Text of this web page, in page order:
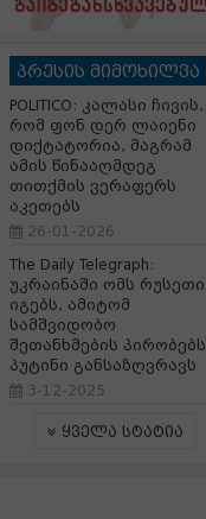
პრესის მიმოხილვა
POLITICO: კალასი ჩივის,
რომ ფონ დერ ლაიენი
დიქტატორია, მაგრამ
ამის წინააღმდეგ
თითქმის ვერაფერს
აკეთებს
26-01-2026
The Daily Telegraph:
უკრაინაში ომს რუსეთი
იგებს, ამიტომ
სამშვიდობო
შეთანხმების პირობებს
პუტინი განსაზღვრავს
3-12-2025
ყველა სტატია